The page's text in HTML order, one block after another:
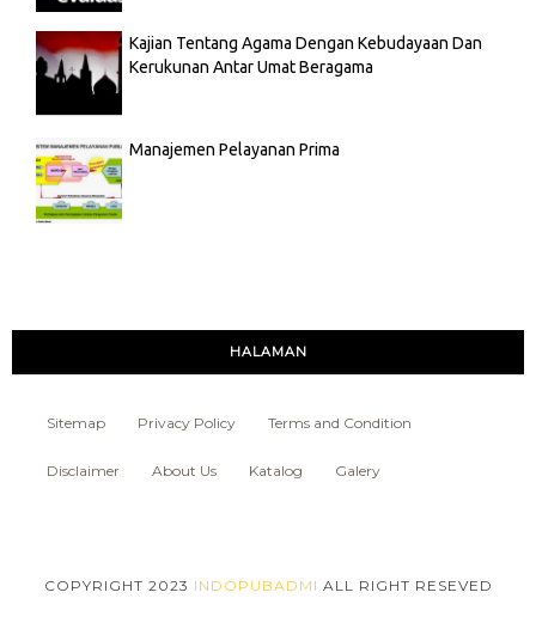
Kajian Tentang Agama Dengan Kebudayaan Dan
Kerukunan Antar Umat Beragama
Manajemen Pelayanan Prima
HALAMAN
Sitemap Privacy Policy Terms and Condition
Disclaimer About Us Katalog Galery
COPYRIGHT 2023 INDOPUBADMI ALL RIGHT RESEVED